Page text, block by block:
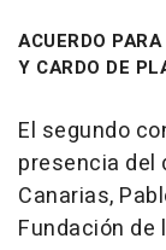
ACUERDO
Y CARDO DE
El segundo
presencia del
Canarias,
Fundación de